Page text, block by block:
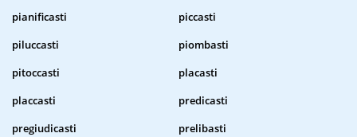
pianificasti
piccasti
piluccasti
piombasti
pitoccasti
placasti
placcasti
predicasti
pregiudicasti
prelibasti